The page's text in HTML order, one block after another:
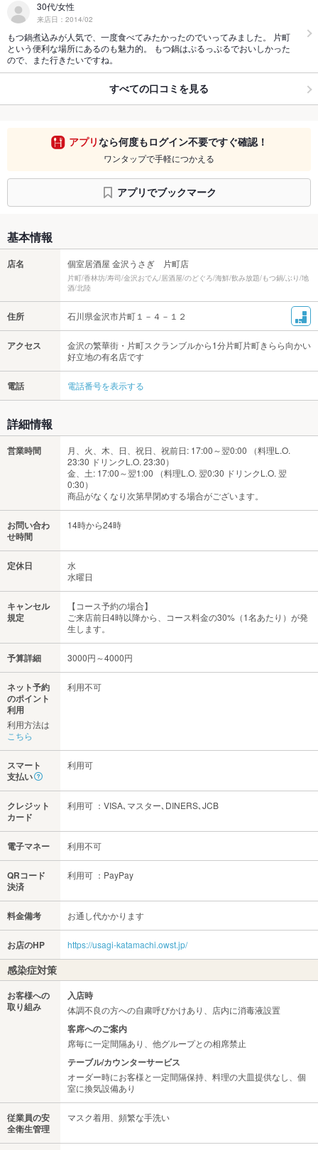
30代/女性
来店日：2014/02
もつ鍋煮込みが人気で、一度食べてみたかったのでいってみました。 片町
という便利な場所にあるのも魅力的。 もつ鍋はぷるっぷるでおいしかった
ので、また行きたいですね。
すべての口コミを見る
アプリなら何度もログイン不要ですぐ確認！
ワンタップで手軽につかえる
アプリでブックマーク
基本情報
店名 個室居酒屋 金沢うさぎ 片町店
片町/香林坊/寿司/金沢おでん/居酒屋/のどぐろ/海鮮/飲み放題/もつ鍋/ぶり/地
酒/北陸
住所 石川県金沢市片町１－４－１２
アクセス
金沢の繁華街・片町スクランブルから1分片町片町きらら向かい
好立地の有名店です
電話 電話番号を表示する
詳細情報
営業時間
月、火、木、日、祝日、祝前日: 17:00～翌0:00 （料理L.O.
23:30 ドリンクL.O. 23:30）
金、土: 17:00～翌1:00 （料理L.O. 翌0:30 ドリンクL.O. 翌
0:30）
商品がなくなり次第早閉めする場合がございます。
お問い合わ
せ時間
14時から24時
定休日
水
水曜日
キャンセル
規定
【コース予約の場合】
ご来店前日4時以降から、コース料金の30%（1名あたり）が発
生します。
予算詳細 3000円～4000円
ネット予約
のポイント
利用
利用方法は
こちら
利用不可
スマート
支払い
利用可
クレジット
カード
利用可 ：VISA､マスター､DINERS､JCB
電子マネー 利用不可
QRコード
決済
利用可 ：PayPay
料金備考 お通し代かかります
お店のHP https://usagi-katamachi.owst.jp/
感染症対策
お客様への
取り組み
入店時
体調不良の方への自粛呼びかけあり、店内に消毒液設置
客席へのご案内
席毎に一定間隔あり、他グループとの相席禁止
テーブル/カウンターサービス
オーダー時にお客様と一定間隔保持、料理の大皿提供なし、個
室に換気設備あり
従業員の安
全衛生管理
マスク着用、頻繁な手洗い